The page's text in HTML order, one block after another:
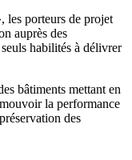
les porteurs de projet
auprès des
habilités à délivrer
bâtiments mettant en
la performance
des